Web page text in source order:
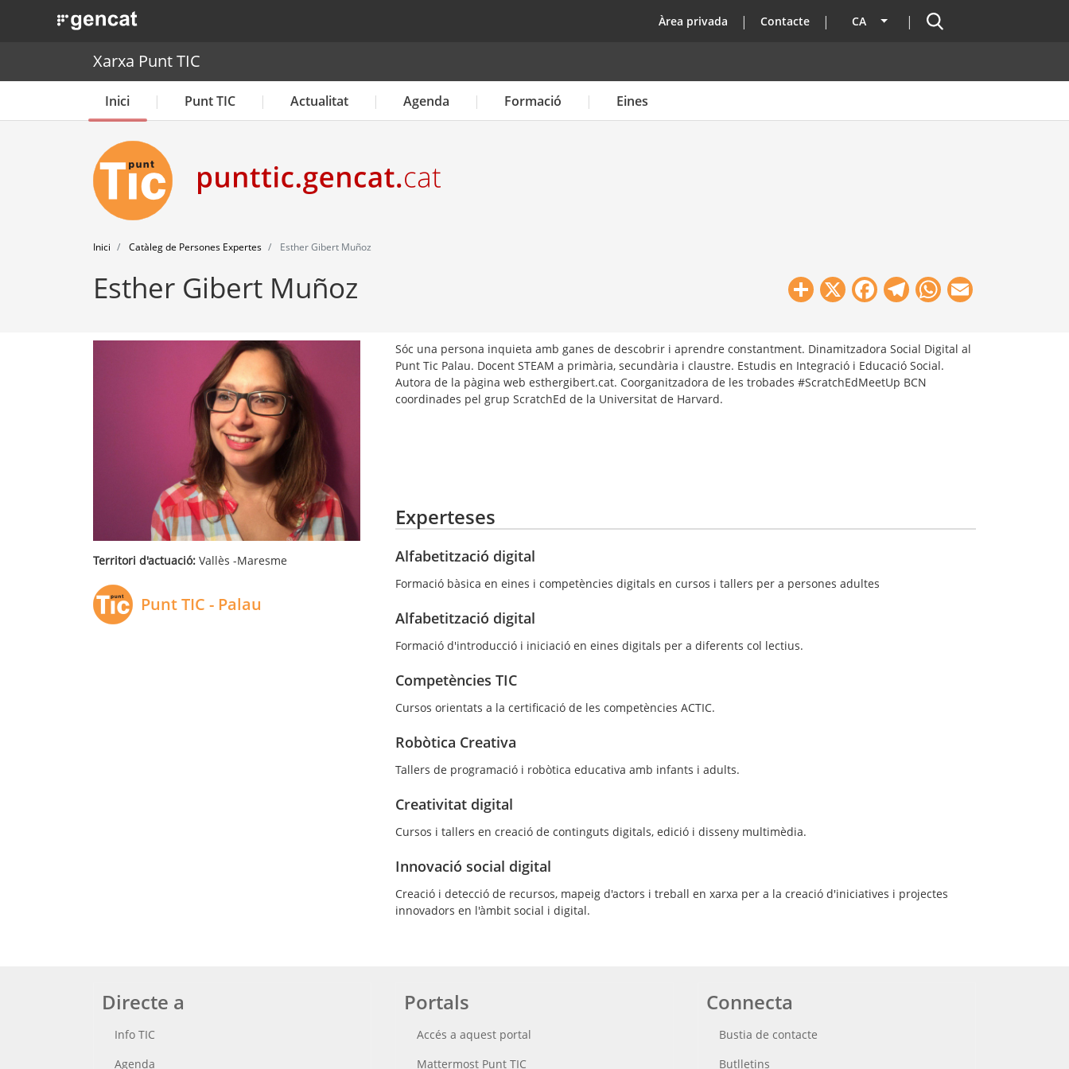
. Obre en una nova finestra. top
Àrea privada Contacte CA Llista les accions addicionals
Cercador
Xarxa Punt TIC
Inici Punt TIC Actualitat Agenda Formació Eines
Inici Catàleg de Persones Expertes Esther Gibert Muñoz
Esther Gibert Muñoz Share
X Facebook
Telegram
WhatsApp
Territori d'actuació: Vallès -Maresme
Punt TIC - Palau
Sóc una persona inquieta amb ganes de descobrir i aprendre constantment. Dinamitzadora Social Digital al
Punt Tic Palau. Docent STEAM a primària, secundària i claustre. Estudis en Integració i Educació Social.
Autora de la pàgina web esthergibert.cat. Coorganitzadora de les trobades #ScratchEdMeetUp BCN
coordinades pel grup ScratchEd de la Universitat de Harvard.
Experteses
Alfabetització digital
Formació bàsica en eines i competències digitals en cursos i tallers per a persones adultes
Alfabetització digital
Formació d'introducció i iniciació en eines digitals per a diferents col lectius.
Competències TIC
Cursos orientats a la certificació de les competències ACTIC.
Robòtica Creativa
Tallers de programació i robòtica educativa amb infants i adults.
Creativitat digital
Cursos i tallers en creació de continguts digitals, edició i disseny multimèdia.
Innovació social digital
Creació i detecció de recursos, mapeig d'actors i treball en xarxa per a la creació d'iniciatives i projectes
innovadors en l'àmbit social i digital.
Directe a
Info TIC
Agenda
Portals
Accés a aquest portal
Mattermost Punt TIC
Connecta
Bustia de contacte
Butlletins